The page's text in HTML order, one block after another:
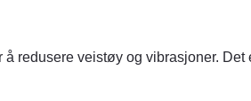
redusere veistøy og vibrasjoner.